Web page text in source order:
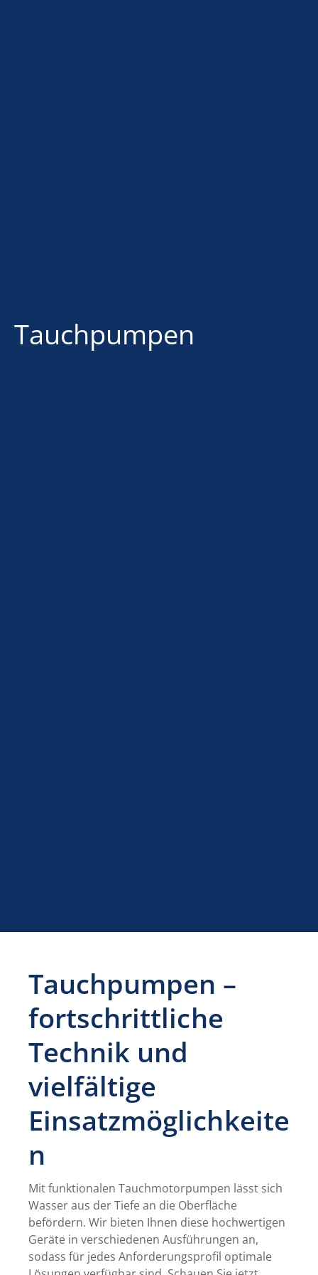
Tauchpumpen
Tauchpumpen –
fortschrittliche
Technik und
vielfältige
Einsatzmöglichkeite
n
Mit funktionalen Tauchmotorpumpen lässt sich
Wasser aus der Tiefe an die Oberfläche
befördern. Wir bieten Ihnen diese hochwertigen
Geräte in verschiedenen Ausführungen an,
sodass für jedes Anforderungsprofil optimale